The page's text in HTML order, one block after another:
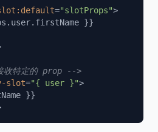
="slotProps"
slot="{ user }"